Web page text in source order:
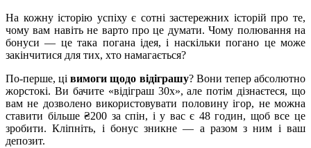
На кожну історію успіху є сотні застережних історій про те,
чому вам навіть не варто про це думати. Чому полювання на
бонуси — це така погана ідея, і наскільки погано це може
закінчитися для тих, хто намагається?
По-перше, цівимоги щодо відіграшу? Вони тепер абсолютно
жорстокі. Ви бачите «відіграш 30x», але потім дізнаєтеся, що
вам не дозволено використовувати половину ігор, не можна
ставити більше ₴200 за спін, і у вас є 48 годин, щоб все це
зробити. Кліпніть, і бонус зникне — а разом з ним і ваш
депозит.